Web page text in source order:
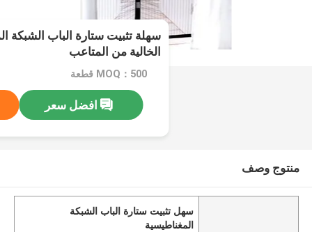
سهلة تثبيت ستارة الباب الشبكة
الخالية من المتاعب
MOQ：500 قطعة
افضل سعر
منتوج وصف
سهل تثبيت ستارة الباب الشبكة
المغناطيسية